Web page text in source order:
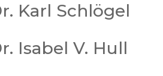
Karl Schlögel
Isabel V. Hull